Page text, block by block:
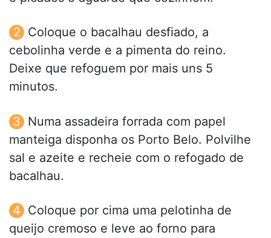
Coloque o bacalhau desfiado, a
cebolinha verde e a pimenta do reino.
Deixe que refoguem por mais uns 5
minutos.
Numa assadeira forrada com papel
manteiga disponha os Porto Belo. Polvilhe
sal e azeite e recheie com o refogado de
bacalhau.
Coloque por cima uma pelotinha de
queijo cremoso e leve ao forno para